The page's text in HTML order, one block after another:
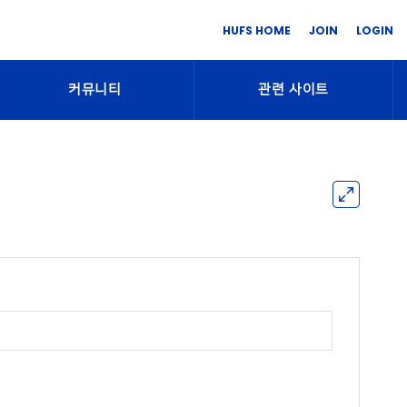
HUFS HOME JOIN LOGIN
커뮤니티 관련 사이트